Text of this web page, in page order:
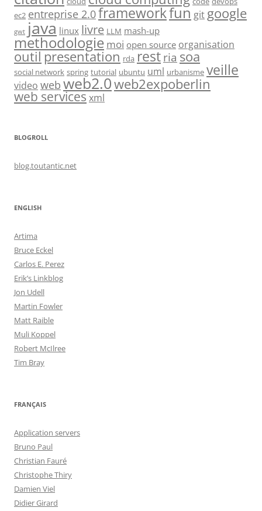
ec2 entreprise 2.0frameworkfun git google
gwt java linux livre LLM mash-up
methodologie moi open source organisation
outil presentation rda restria soa
social network spring tutorial ubuntu uml urbanisme veille
video web web2.0web2expoberlin
web servicesxml
BLOGROLL
blog.toutantic.net
ENGLISH
Artima
Bruce Eckel
Carlos E. Perez
Erik’s Linkblog
Jon Udell
Martin Fowler
Matt Raible
Muli Koppel
Robert McIlree
Tim Bray
FRANÇAIS
Application servers
Bruno Paul
Christian Fauré
Christophe Thiry
Damien Viel
Didier Girard